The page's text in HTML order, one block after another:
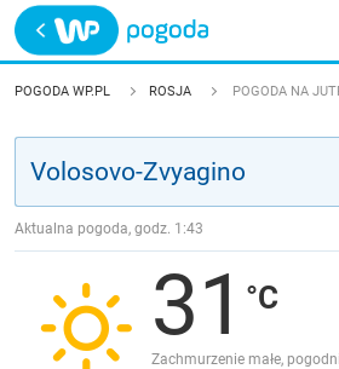
Trwa ładowanie
POLSKA
JAKOŚĆ POWIETRZA
POGODA WP.PL ROSJA POGODA NA
Aktualna pogoda, godz. 1:43
31
Zachmurzenie małe,